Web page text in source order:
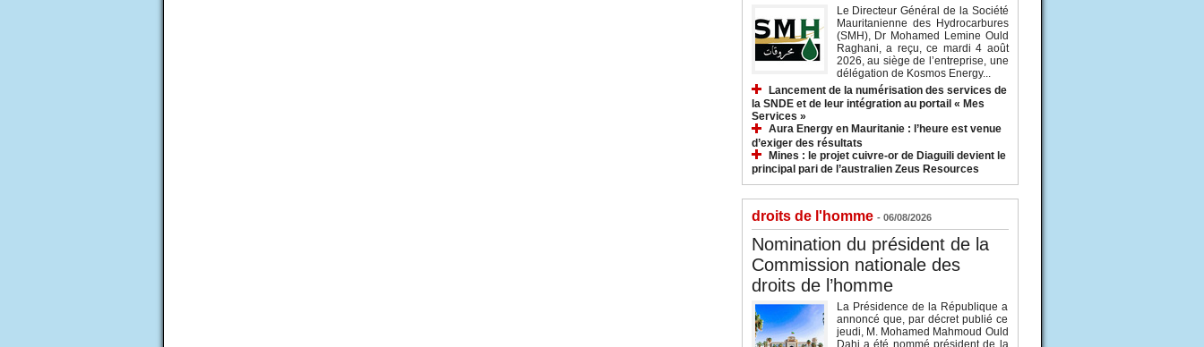
Le Directeur Général de la Société
Mauritanienne des Hydrocarbures
(SMH), Dr Mohamed Lemine Ould
Raghani, a reçu, ce mardi 4 août
2026, au siège de l’entreprise, une
délégation de Kosmos Energy...
Lancement de la numérisation des services de
la SNDE et de leur intégration au portail « Mes
Services »
Aura Energy en Mauritanie : l’heure est venue
d’exiger des résultats
Mines : le projet cuivre-or de Diaguili devient le
principal pari de l’australien Zeus Resources
droits de l'homme - 06/08/2026
Nomination du président de la
Commission nationale des
droits de l’homme
La Présidence de la République a
annoncé que, par décret publié ce
jeudi, M. Mohamed Mahmoud Ould
Dahi a été nommé président de la